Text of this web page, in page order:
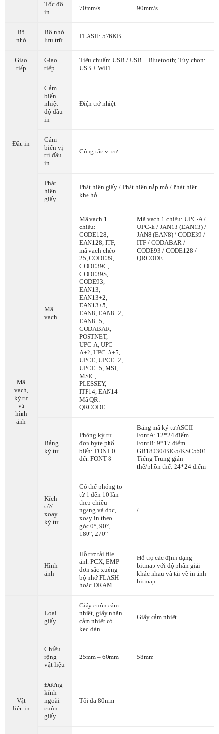
Tốc độ
in
70mm/s 90mm/s
Bộ
nhớ
Bộ nhớ
lưu trữ
FLASH: 576KB
Giao
tiếp
Giao
tiếp
Tiêu chuẩn: USB / USB + Bluetooth; Tùy chọn:
USB + WiFi
Đầu in
Cảm
biến
nhiệt
độ đầu
in
Điện trở nhiệt
Cảm
biến vị
trí đầu
in
Công tắc vi cơ
Phát
hiện
giấy
Phát hiện giấy / Phát hiện nắp mở / Phát hiện
khe hở
Mã
vạch,
ký tự
và
hình
ảnh
Mã
vạch
Mã vạch 1
chiều:
CODE128,
EAN128, ITF,
mã vạch chéo
25, CODE39,
CODE39C,
CODE39S,
CODE93,
EAN13,
EAN13+2,
EAN13+5,
EAN8, EAN8+2,
EAN8+5,
CODABAR,
POSTNET,
UPC-A, UPC-
A+2, UPC-A+5,
UPCE, UPCE+2,
UPCE+5, MSI,
MSIC,
PLESSEY,
ITF14, EAN14
Mã QR:
QRCODE
Mã vạch 1 chiều: UPC-A /
UPC-E / JAN13 (EAN13) /
JAN8 (EAN8) / CODE39 /
ITF / CODABAR /
CODE93 / CODE128 /
QRCODE
Bảng
ký tự
Phông ký tự
đơn byte phổ
biến: FONT 0
đến FONT 8
Bảng mã ký tự ASCII
FontA: 12*24 điểm
FontB: 9*17 điểm
GB18030/BIG5/KSC5601
Tiếng Trung giản
thể/phồn thể: 24*24 điểm
Kích
cỡ/
xoay
ký tự
Có thể phóng to
từ 1 đến 10 lần
theo chiều
ngang và dọc,
xoay in theo
góc 0°, 90°,
180°, 270°
/
Hình
ảnh
Hỗ trợ tải file
ảnh PCX, BMP
đơn sắc xuống
bộ nhớ FLASH
hoặc DRAM
Hỗ trợ các định dạng
bitmap với độ phân giải
khác nhau và tải về in ảnh
bitmap
Vật
liệu in
Loại
giấy
Giấy cuộn cảm
nhiệt, giấy nhãn
cảm nhiệt có
keo dán
Giấy cảm nhiệt
Chiều
rộng
vật liệu
25mm – 60mm 58mm
Đường
kính
ngoài
cuộn
giấy
Tối đa 80mm